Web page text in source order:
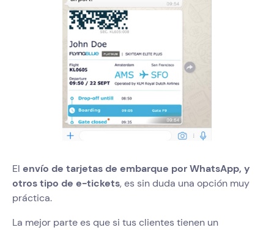
El envío de tarjetas de embarque por WhatsApp, y
otros tipo de e-tickets, es sin duda una opción muy
práctica.
La mejor parte es que si tus clientes tienen un